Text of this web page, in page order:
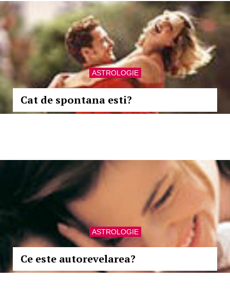
ASTROLOGIE
Cat de spontana esti?
ASTROLOGIE
Ce este autorevelarea?